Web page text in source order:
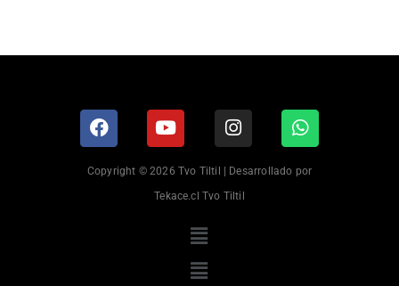
Copyright © 2026 Tvo Tiltil | Desarrollado por
Tekace.cl Tvo Tiltil